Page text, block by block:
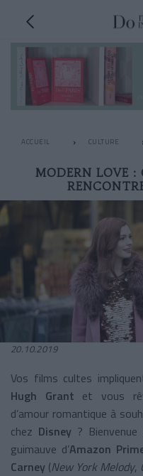
ACCUEIL CULTURE
MODERN LOVE
20.10.2019
Vos films cultes
Hugh Grant et vous
d’amour romantique à
chez Disney ? Bienvenue
guimauve d’Amazon
Carney (New York Melody,